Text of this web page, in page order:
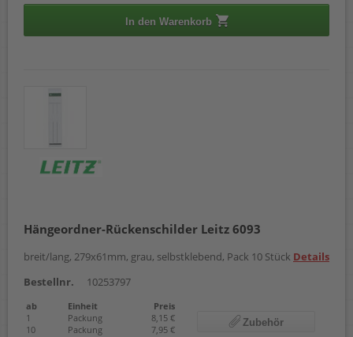
In den Warenkorb
Hängeordner-Rückenschilder Leitz 6093
breit/lang, 279x61mm, grau, selbstklebend, Pack 10 Stück Details
Bestellnr.
10253797
ab Einheit
Preis
1
Packung
8,15 €
10
Packung 7,95 €
Zubehör